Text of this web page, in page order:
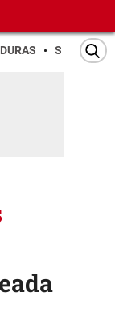
SAN PEDRO